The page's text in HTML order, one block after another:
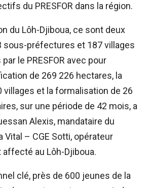
du PRESFOR dans la région.
du Lôh-Djiboua, ce sont deux
sous-préfectures et 187 villages
le PRESFOR avec pour
de 269 226 hectares, la
villages et la formalisation de 26
sur une période de 42 mois, a
Alexis, mandataire du
Vital – CGE Sotti, opérateur
au Lôh-Djiboua.
clé, près de 600 jeunes de la